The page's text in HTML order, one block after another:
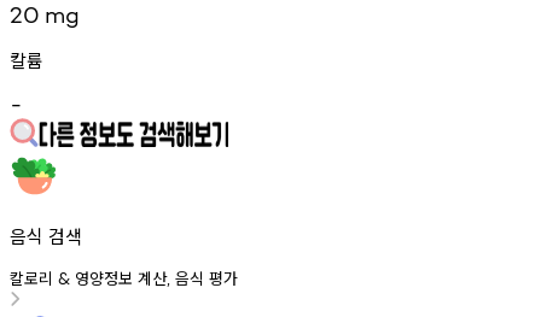
20 mg
칼륨
-
음식 검색
칼로리 & 영양정보 계산, 음식 평가